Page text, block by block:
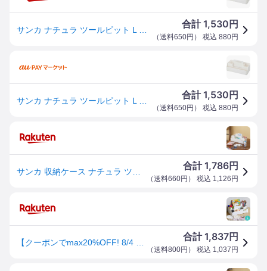
合計1,530 円
（送料650円 ） 税込 880円
合計1,530 円
（送料650円 ） 税込 880円
合計1,786円
（送料660円 ） 税込 1,126 円
合計1,837円
（送料800円 ） 税込 1,037 円